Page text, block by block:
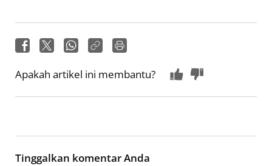
Apakah artikel ini membantu?
Tinggalkan komentar Anda